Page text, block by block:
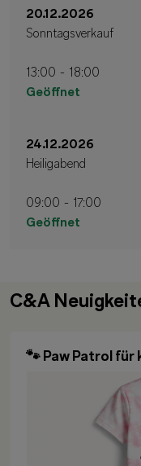
20.12.2026
Sonntagsverkauf
13:00 - 18:00
Geöffnet
24.12.2026
Heiligabend
09:00 - 17:00
Geöffnet
C&A
🐾 Paw Patrol für